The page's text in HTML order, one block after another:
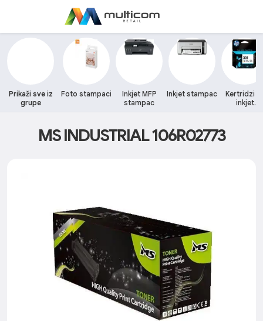
Prikaži sve iz
grupe
Foto stampaci
Inkjet MFP
stampac
Inkjet stampac
Kertridzi
inkjet
MS INDUSTRIAL 106R02773